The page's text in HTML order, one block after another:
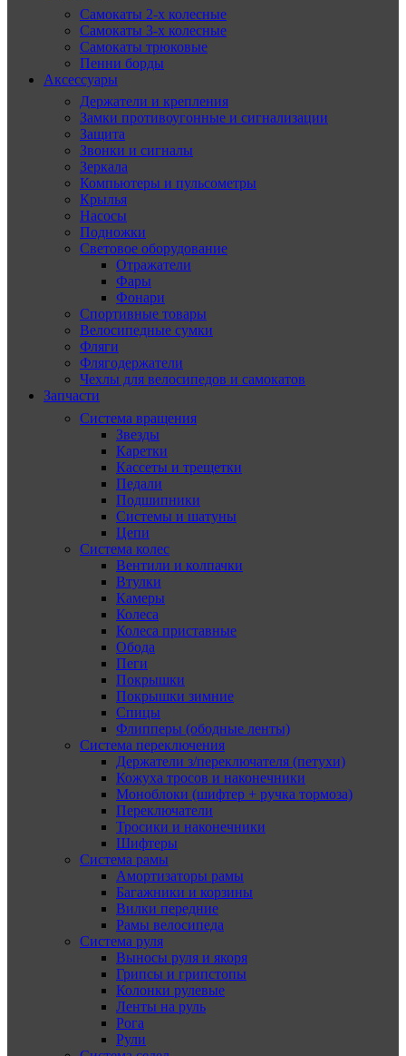
Самокаты 2-х колесные
Самокаты 3-х колесные
Самокаты трюковые
Пенни борды
Аксессуары
Держатели и крепления
Замки противоугонные и сигнализации
Защита
Звонки и сигналы
Зеркала
Компьютеры и пульсометры
Крылья
Насосы
Подножки
Световое оборудование
Отражатели
Фары
Фонари
Спортивные товары
Велосипедные сумки
Фляги
Флягодержатели
Чехлы для велосипедов и самокатов
Запчасти
Система вращения
Звезды
Каретки
Кассеты и трещетки
Педали
Подшипники
Системы и шатуны
Цепи
Система колес
Вентили и колпачки
Втулки
Камеры
Колеса
Колеса приставные
Обода
Пеги
Покрышки
Покрышки зимние
Спицы
Флипперы (ободные ленты)
Система переключения
Держатели з/переключателя (петухи)
Кожуха тросов и наконечники
Моноблоки (шифтер + ручка тормоза)
Переключатели
Тросики и наконечники
Шифтеры
Система рамы
Амортизаторы рамы
Багажники и корзины
Вилки передние
Рамы велосипеда
Система руля
Выносы руля и якоря
Грипсы и грипстопы
Колонки рулевые
Ленты на руль
Рога
Рули